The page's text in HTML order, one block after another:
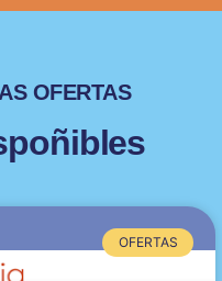
OFERTAS
OFERTAS